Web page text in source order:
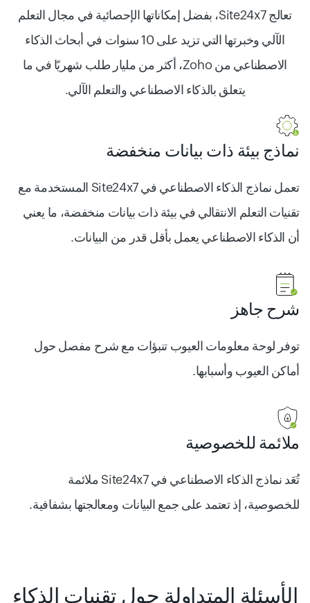
تعالج Site24x7، بفضل إمكاناتها الإحصائية في مجال التعلم
الآلي وخبرتها التي تزيد على 10 سنوات في أبحاث الذكاء
الاصطناعي من Zoho، أكثر من مليار طلب شهريًا في ما
يتعلق بالذكاء الاصطناعي والتعلم الآلي.
نماذج بيئة ذات بيانات منخفضة
تعمل نماذج الذكاء الاصطناعي في Site24x7 المستخدمة مع
تقنيات التعلم الانتقالي في بيئة ذات بيانات منخفضة، ما يعني
أن الذكاء الاصطناعي يعمل بأقل قدر من البيانات.
شرح جاهز
توفر لوحة معلومات العيوب تنبؤات مع شرح مفصل حول
أماكن العيوب وأسبابها.
ملائمة للخصوصية
تُعَد نماذج الذكاء الاصطناعي في Site24x7 ملائمة
للخصوصية، إذ تعتمد على جمع البيانات ومعالجتها بشفافية.
الأسئلة المتداولة حول تقنيات الذكاء